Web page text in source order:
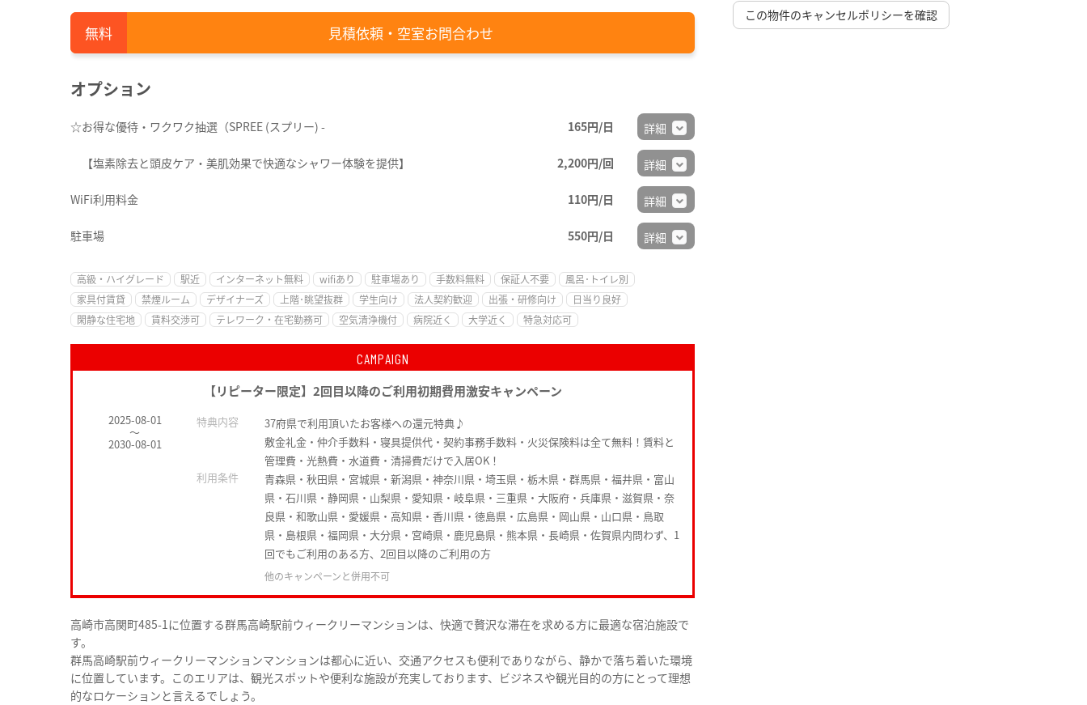
見積依頼・空室お問合わせ
オプション
☆お得な優待・ワクワク抽選（SPREE (スプリー) - 165円/日 詳細
【塩素除去と頭皮ケア・美肌効果で快適なシャワー体験を提供】 2,200円/回 詳細
WiFi利用料金 110円/日 詳細
駐車場 550円/日 詳細
高級・ハイグレード 駅近 インターネット無料 wifiあり 駐車場あり 手数料無料 保証人不要
風呂･トイレ別
家具付賃貸
禁煙ルーム デザイナーズ 上階･眺望抜群 学生向け 法人契約歓迎 出張・研修向け
日当り良好
閑静な住宅地
賃料交渉可 テレワーク・在宅勤務可 空気清浄機付 病院近く 大学近く 特急対応可
CAMPAIGN
【リピーター限定】2回目以降のご利用初期費用激安キャンペーン
2025-08-01
～
2030-08-01
特典内容
37府県で利用頂いたお客様への還元特典♪
敷金礼金・仲介手数料・寝具提供代・契約事務手数料・火災保険料は全て無料！賃料と
管理費・光熱費・水道費・清掃費だけで入居OK！
利用条件
青森県・秋田県・宮城県・新潟県・神奈川県・埼玉県・栃木県・群馬県・福井県・富山
県・石川県・静岡県・山梨県・愛知県・岐阜県・三重県・大阪府・兵庫県・滋賀県・奈
良県・和歌山県・愛媛県・高知県・香川県・徳島県・広島県・岡山県・山口県・鳥取
県・島根県・福岡県・大分県・宮崎県・鹿児島県・熊本県・長崎県・佐賀県内問わず、1
回でもご利用のある方、2回目以降のご利用の方
他のキャンペーンと併用不可
高崎市高関町485-1に位置する群馬高崎駅前ウィークリーマンションは、快適で贅沢な滞在を求める方に最適な宿泊施設で
す。
群馬高崎駅前ウィークリーマンションマンションは都心に近い、交通アクセスも便利でありながら、静かで落ち着いた環境
に位置しています。このエリアは、観光スポットや便利な施設が充実しております、ビジネスや観光目的の方にとって理想
的なロケーションと言えるでしょう。
この物件のキャンセルポリシーを確認